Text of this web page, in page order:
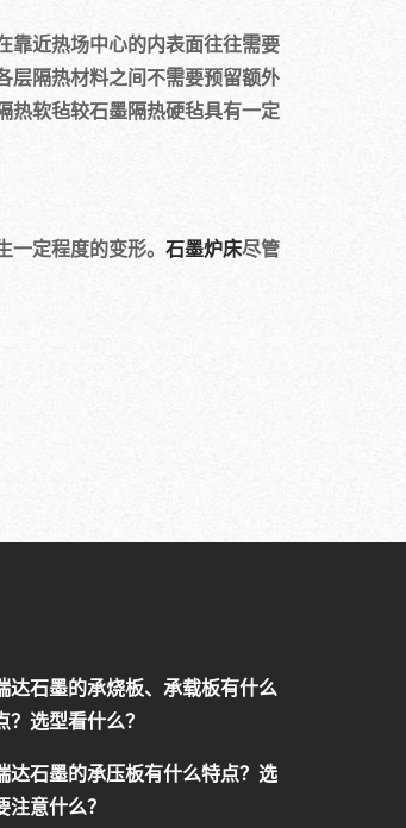
靠近热场中心的内表面往往需要
层隔热材料之间不需要预留额外
热软毡较石墨隔热硬毡具有一定
定程度的变形。 石墨炉床尽管
达石墨的承烧板、承载板有什么
？选型看什么？
达石墨的承压板有什么特点？选
注意什么？